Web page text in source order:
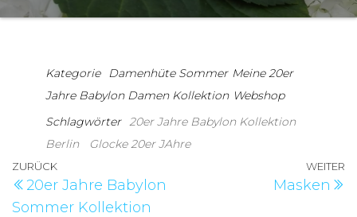
Kategorie Damenhüte Sommer Meine 20er
Jahre Babylon Damen Kollektion Webshop
Schlagwörter 20er Jahre Babylon Kollektion
Berlin
Glocke 20er JAhre
Beitragsnavigation
Vorheriger
Beitrag
ZURÜCK
20er Jahre Babylon
Sommer Kollektion
WEITER
Masken